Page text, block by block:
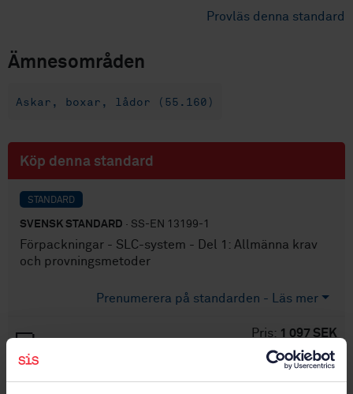
Provläs denna standard
Ämnesområden
Askar, boxar, lådor (55.160)
Köp denna standard
STANDARD
SVENSK STANDARD · SS-EN 13199-1
Förpackningar - SLC-system - Del 1: Allmänna krav
och provningsmetoder
Prenumerera på standarden - Läs mer
Pris: 1 097 SEK
Lägg i varukorgen